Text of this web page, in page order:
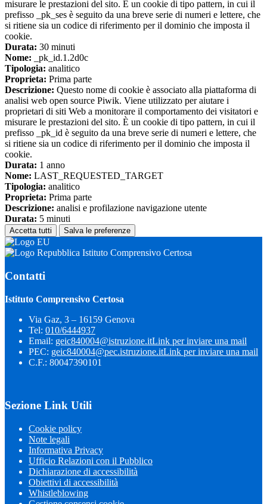
misurare le prestazioni del sito. È un cookie di tipo pattern, in cui il
prefisso _pk_ses è seguito da una breve serie di numeri e lettere, che
si ritiene sia un codice di riferimento per il dominio che imposta il
cookie.
Durata: 30 minuti
Nome: _pk_id.1.2d0c
Tipologia: analitico
Proprieta: Prima parte
Descrizione: Questo nome di cookie è associato alla piattaforma di
analisi web open source Piwik. Viene utilizzato per aiutare i
proprietari di siti Web a monitorare il comportamento dei visitatori e
misurare le prestazioni del sito. È un cookie di tipo pattern, in cui il
prefisso _pk_id è seguito da una breve serie di numeri e lettere, che
si ritiene sia un codice di riferimento per il dominio che imposta il
cookie.
Durata: 1 anno
Nome: LAST_REQUESTED_TARGET
Tipologia: analitico
Proprieta: Prima parte
Descrizione: analisi e profilazione navigazione utente
Durata: 5 minuti
Accetta tutti Salva le preferenze
Istituto Comprensivo Certosa
Contatti
Istituto Comprensivo Certosa
Via Gaz, 3 – 16159 Genova
Tel: 010/6444937
Email: geic840004@istruzione.itLink per inviare una mail
PEC: geic840004@pec.istruzione.itLink per inviare una mail
C.F.: 80047390101
Sezione Link Utili
Cookie policy
Note legali
Informativa Privacy
Ufficio Relazioni con il Pubblico
Dichiarazione di accessibilità
Obiettivi di accessibilità
Whistleblowing